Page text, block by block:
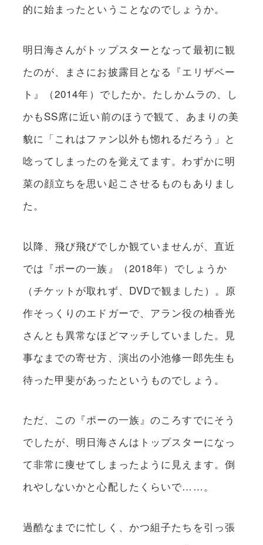
的に始まったということなのでしょうか。
明日海さんがトップスターとなって最初に観
たのが、まさにお披露目となる『エリザベー
ト』（2014年）でしたか。たしかムラの、し
かもSS席に近い前のほうで観て、あまりの美
貌に「これはファン以外も惚れるだろう」と
唸ってしまったのを覚えてます。わずかに明
菜の顔立ちを思い起こさせるものもありまし
た。
以降、飛び飛びでしか観ていませんが、直近
では『ポーの一族』（2018年）でしょうか
（チケットが取れず、DVDで観ました）。原
作そっくりのエドガーで、アラン役の柚香光
さんとも異常なほどマッチしていました。見
事なまでの寄せ方、演出の小池修一郎先生も
待った甲斐があったというものでしょう。
ただ、この『ポーの一族』のころすでにそう
でしたが、明日海さんはトップスターになっ
て非常に痩せてしまったように見えます。倒
れやしないかと心配したくらいで……。
過酷なまでに忙しく、かつ組子たちを引っ張